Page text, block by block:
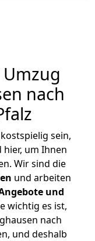
nach
sein,
um Ihnen
Wir sind die
und arbeiten
und
wichtig es ist,
nach
und deshalb